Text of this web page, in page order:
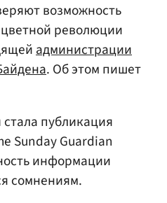
возможность
революции
администрации
. Об этом пишет
публикация
Sunday Guardian
информации
сомнениям.